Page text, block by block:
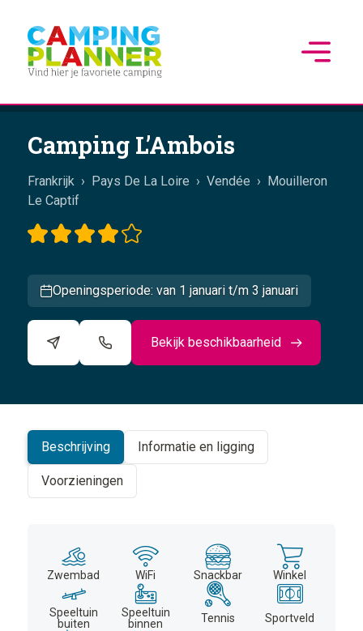
Camping L’Ambois
Frankrijk › Pays De La Loire › Vendée › Mouilleron
Le Captif
Openingsperiode: van 1 januari t/m 3 januari
Bekijk beschikbaarheid
+
Beschrijving Informatie en ligging
Voorzieningen
Zwembad WiFi Snackbar Winkel
Speeltuin
buiten
Speeltuin
binnen
Tennis Sportveld